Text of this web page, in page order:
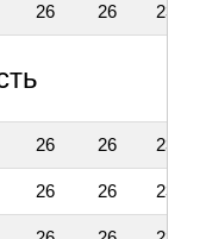
26 26 23
26 26 23
26 26 23